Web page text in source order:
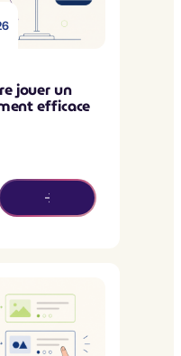
jouer un
efficace